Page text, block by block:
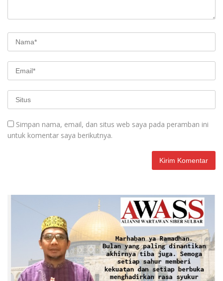
Simpan nama, email, dan situs web saya pada peramban ini
untuk komentar saya berikutnya.